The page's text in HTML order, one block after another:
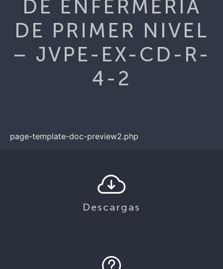
DE ENFERMERIA
DE PRIMER NIVEL
– JVPE-EX-CD-R-
4-2
page-template-doc-preview2.php
Descargas